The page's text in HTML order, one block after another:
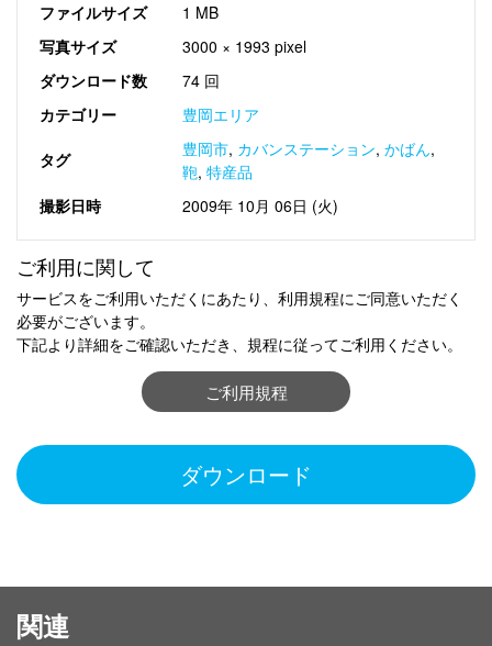
ファイルサイズ
1 MB
写真サイズ
3000 × 1993 pixel
ダウンロード数
74 回
カテゴリー
豊岡エリア
タグ 豊岡市, カバンステーション, かばん,
鞄, 特産品
撮影日時
2009年 10月 06日 (火)
ご利用に関して
サービスをご利用いただくにあたり、利用規程にご同意いただく
必要がございます。
下記より詳細をご確認いただき、規程に従ってご利用ください。
ご利用規程
ダウンロード
関連